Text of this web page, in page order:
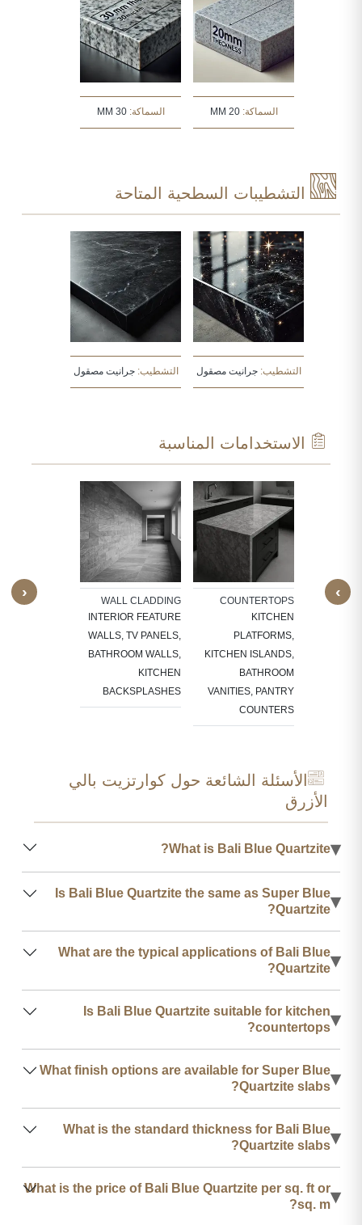
السماكة:20 MM السماكة:30 MM
التشطيبات السطحية المتاحة
التشطيب:جرانيت مصقول التشطيب:جرانيت مصقول
الاستخدامات المناسبة
‹
COUNTERTOPS
KITCHEN
PLATFORMS,
KITCHEN ISLANDS,
BATHROOM
VANITIES, PANTRY
COUNTERS
WALL CLADDING
INTERIOR FEATURE
WALLS, TV PANELS,
BATHROOM WALLS,
KITCHEN
BACKSPLASHES
STAIRCASES
›
الأسئلة الشائعة حول كوارتزيت بالي
الأزرق
▾
What is Bali Blue Quartzite?
▾
Is Bali Blue Quartzite the same as Super Blue
Quartzite?
▾
What are the typical applications of Bali Blue
Quartzite?
▾
Is Bali Blue Quartzite suitable for kitchen
countertops?
▾
What finish options are available for Super Blue
Quartzite slabs?
▾
What is the standard thickness for Bali Blue
Quartzite slabs?
▾
What is the price of Bali Blue Quartzite per sq. ft or
sq. m?